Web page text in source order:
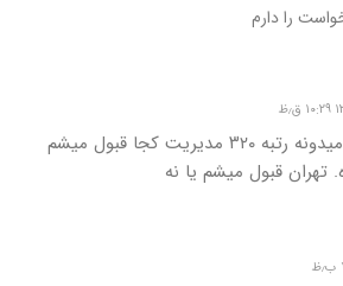
را دارم
سلام دوستان کسی میدونه رتبه ٣٢٠ مدیریت کجا قبول میشم
تهران قبول میشم یا نه